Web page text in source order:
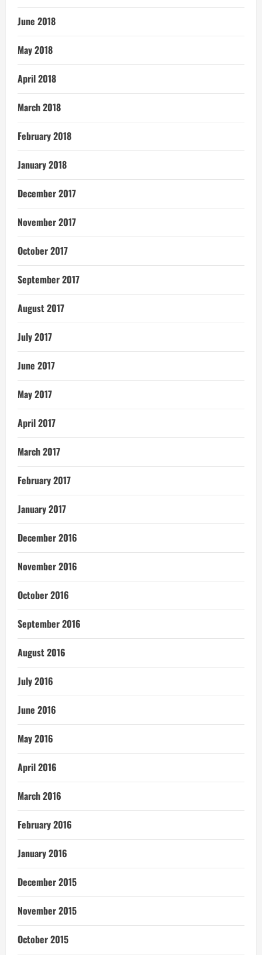
June 2018
May 2018
April 2018
March 2018
February 2018
January 2018
December 2017
November 2017
October 2017
September 2017
August 2017
July 2017
June 2017
May 2017
April 2017
March 2017
February 2017
January 2017
December 2016
November 2016
October 2016
September 2016
August 2016
July 2016
June 2016
May 2016
April 2016
March 2016
February 2016
January 2016
December 2015
November 2015
October 2015